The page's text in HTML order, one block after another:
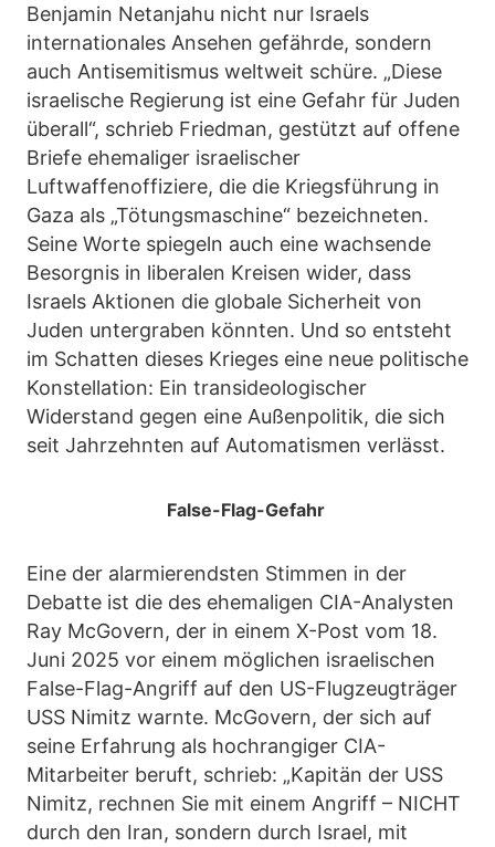
Benjamin Netanjahu nicht nur Israels
internationales Ansehen gefährde, sondern
auch Antisemitismus weltweit schüre. „Diese
israelische Regierung ist eine Gefahr für Juden
überall“, schrieb Friedman, gestützt auf offene
Briefe ehemaliger israelischer
Luftwaffenoffiziere, die die Kriegsführung in
Gaza als „Tötungsmaschine“ bezeichneten.
Seine Worte spiegeln auch eine wachsende
Besorgnis in liberalen Kreisen wider, dass
Israels Aktionen die globale Sicherheit von
Juden untergraben könnten. Und so entsteht
im Schatten dieses Krieges eine neue politische
Konstellation: Ein transideologischer
Widerstand gegen eine Außenpolitik, die sich
seit Jahrzehnten auf Automatismen verlässt.
False-Flag-Gefahr
Eine der alarmierendsten Stimmen in der
Debatte ist die des ehemaligen CIA-Analysten
Ray McGovern, der in einem X-Post vom 18.
Juni 2025 vor einem möglichen israelischen
False-Flag-Angriff auf den US-Flugzeugträger
USS Nimitz warnte. McGovern, der sich auf
seine Erfahrung als hochrangiger CIA-
Mitarbeiter beruft, schrieb: „Kapitän der USS
Nimitz, rechnen Sie mit einem Angriff – NICHT
durch den Iran, sondern durch Israel, mit